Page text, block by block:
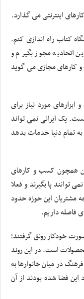
اینترنتی می گذارد.
کتاب راه اندازی کنم.
اتحادیه مجوز بگیرم و
کارهای مجازی می گوید
مورد نیاز برای
یک ایرانی نمی تواند
به تمام دنیا خدمات بدهد
همچون کسب و کارهای
توانند پا بگیرند و فعلا
مشتریان این حوزه حدود
خودکار رونق گرفتند؛
است. در این روند
در میان خانوارها به
فضا شده بودند از آن